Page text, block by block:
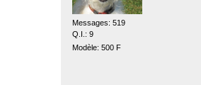
Messages: 519
Q.I.: 9
Modèle: 500 F